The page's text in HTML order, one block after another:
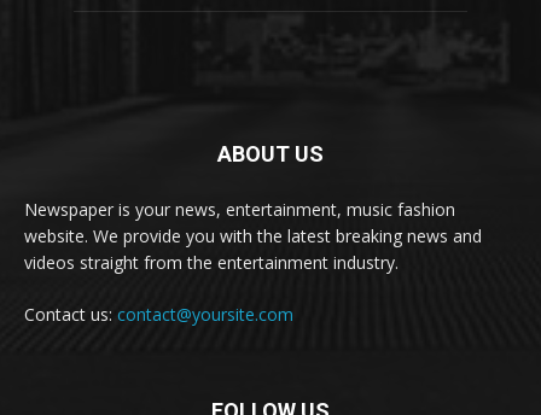
ABOUT US
Newspaper is your news, entertainment, music fashion
website. We provide you with the latest breaking news and
videos straight from the entertainment industry.
Contact us: contact@yoursite.com